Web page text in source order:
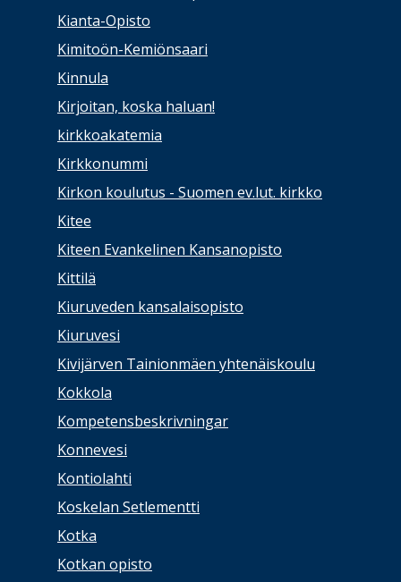
Kianta-Opisto
Kimitoön-Kemiönsaari
Kinnula
Kirjoitan, koska haluan!
kirkkoakatemia
Kirkkonummi
Kirkon koulutus - Suomen ev.lut. kirkko
Kitee
Kiteen Evankelinen Kansanopisto
Kittilä
Kiuruveden kansalaisopisto
Kiuruvesi
Kivijärven Tainionmäen yhtenäiskoulu
Kokkola
Kompetensbeskrivningar
Konnevesi
Kontiolahti
Koskelan Setlementti
Kotka
Kotkan opisto